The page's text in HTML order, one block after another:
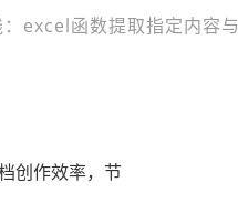
excel函数提取指定内容
创作效率，节